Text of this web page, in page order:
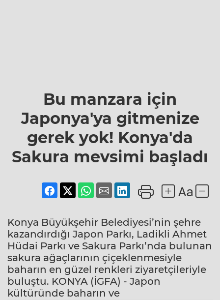
Bu manzara için
Japonya'ya gitmenize
gerek yok! Konya'da
Sakura mevsimi başladı
Konya Büyükşehir Belediyesi’nin şehre
kazandırdığı Japon Parkı, Ladikli Ahmet
Hüdai Parkı ve Sakura Parkı’nda bulunan
sakura ağaçlarının çiçeklenmesiyle
baharın en güzel renkleri ziyaretçileriyle
buluştu. KONYA (İGFA) - Japon
kültüründe baharın ve